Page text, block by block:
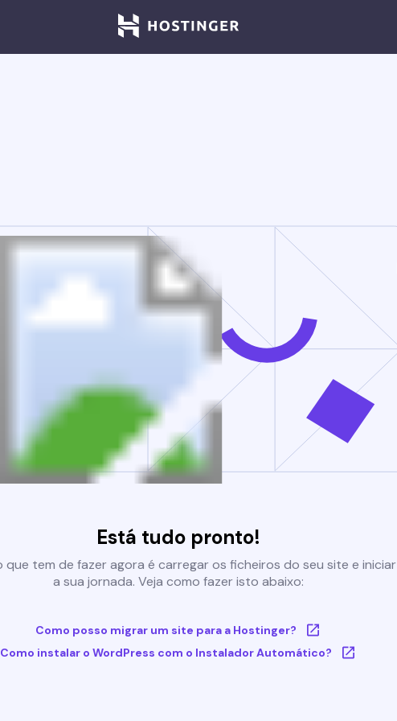
Está tudo pronto!
que tem de fazer agora é carregar os ficheiros do seu site e iniciar
a sua jornada. Veja como fazer isto abaixo:
Como posso migrar um site para a Hostinger?
Como instalar o WordPress com o Instalador Automático?